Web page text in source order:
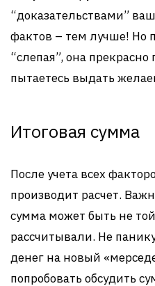
“доказательствами”
фактов – тем лучше! Но
“слепая”, она
пытаетесь выдать
Итоговая сумма
После учета всех
производит расчет.
сумма может быть не
рассчитывали. Не
денег на новый
попробовать обсудить